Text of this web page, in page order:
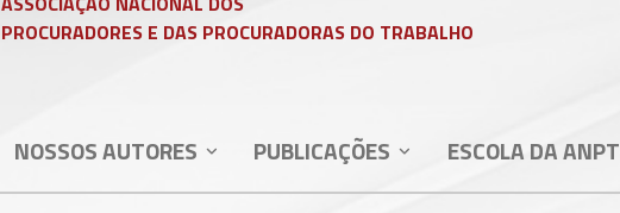
PROCURADORES E DAS PROCURADORAS DO TRABALHO
NOSSOS AUTORES PUBLICAÇÕES ESCOLA DA ANPT